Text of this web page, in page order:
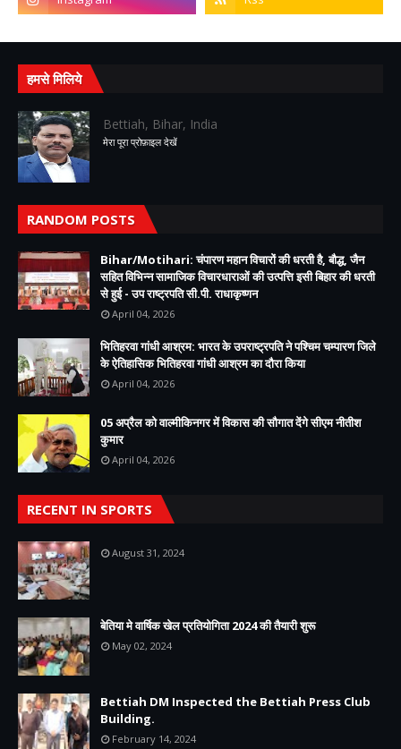
हमसे मिलिये
Bettiah, Bihar, India
मेरा पूरा प्रोफ़ाइल देखें
RANDOM POSTS
Bihar/Motihari: चंपारण महान विचारों की धरती है, बौद्ध, जैन
सहित विभिन्न सामाजिक विचारधाराओं की उत्पत्ति इसी बिहार की धरती
से हुई - उप राष्ट्रपति सी.पी. राधाकृष्णन
April 04, 2026
भितिहरवा गांधी आश्रम: भारत के उपराष्ट्रपति ने पश्चिम चम्पारण जिले
के ऐतिहासिक भितिहरवा गांधी आश्रम का दौरा किया
April 04, 2026
05 अप्रैल को वाल्मीकिनगर में विकास की सौगात देंगे सीएम नीतीश
कुमार
April 04, 2026
RECENT IN SPORTS
August 31, 2024
बेतिया मे वार्षिक खेल प्रतियोगिता 2024 की तैयारी शुरू
May 02, 2024
Bettiah DM Inspected the Bettiah Press Club
Building.
February 14, 2024